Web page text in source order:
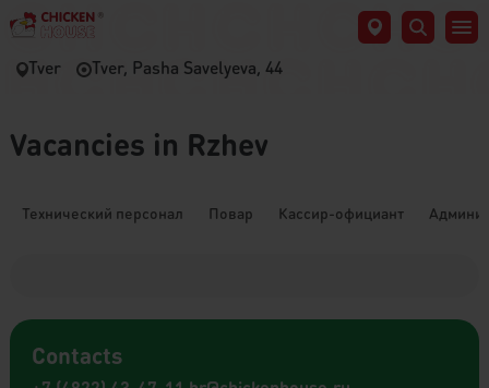
Tver Tver, Pasha Savelyeva, 44
Vacancies in Rzhev
Технический персонал Повар Кассир-официант
Contacts